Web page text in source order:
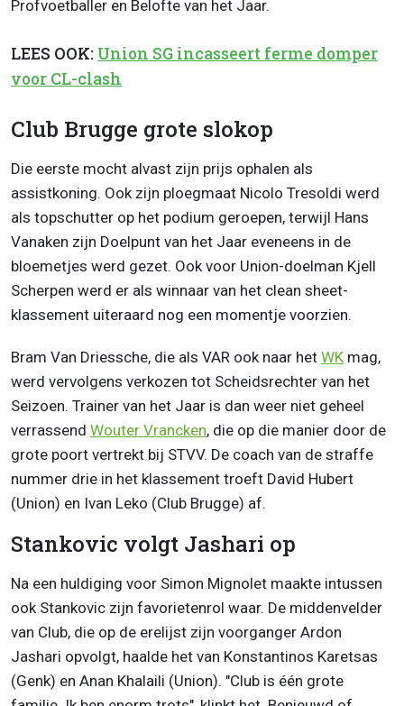
Profvoetballer en Belofte van het Jaar.
LEES OOK: Union SG incasseert ferme domper
voor CL-clash
Club Brugge grote slokop
Die eerste mocht alvast zijn prijs ophalen als
assistkoning. Ook zijn ploegmaat Nicolo Tresoldi werd
als topschutter op het podium geroepen, terwijl Hans
Vanaken zijn Doelpunt van het Jaar eveneens in de
bloemetjes werd gezet. Ook voor Union-doelman Kjell
Scherpen werd er als winnaar van het clean sheet-
klassement uiteraard nog een momentje voorzien.
Bram Van Driessche, die als VAR ook naar het WK mag,
werd vervolgens verkozen tot Scheidsrechter van het
Seizoen. Trainer van het Jaar is dan weer niet geheel
verrassend Wouter Vrancken, die op die manier door de
grote poort vertrekt bij STVV. De coach van de straffe
nummer drie in het klassement troeft David Hubert
(Union) en Ivan Leko (Club Brugge) af.
Stankovic volgt Jashari op
Na een huldiging voor Simon Mignolet maakte intussen
ook Stankovic zijn favorietenrol waar. De middenvelder
van Club, die op de erelijst zijn voorganger Ardon
Jashari opvolgt, haalde het van Konstantinos Karetsas
(Genk) en Anan Khalaili (Union). "Club is één grote